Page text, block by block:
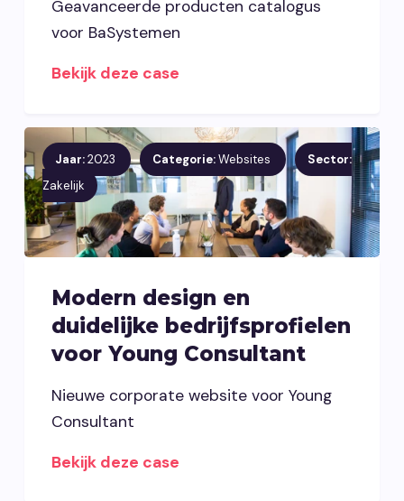
Geavanceerde producten catalogus
voor BaSystemen
Bekijk deze case
Jaar:2023 Categorie:Websites
Sector:
Zakelijk
Modern design en
duidelijke bedrijfsprofielen
voor Young Consultant
Nieuwe corporate website voor Young
Consultant
Bekijk deze case